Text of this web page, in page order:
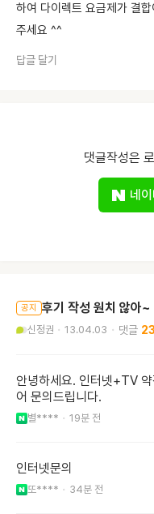
하여 다이렉트 요금제가 결
주세요 ^^
답글 달기
댓글작성은
네
공지 후기 작성 원치 않아
신정권 13.04.03
안녕하세요. 인터넷+TV
어 문의드립니다.
별**** 19분 전
인터넷문의
또**** 34분 전